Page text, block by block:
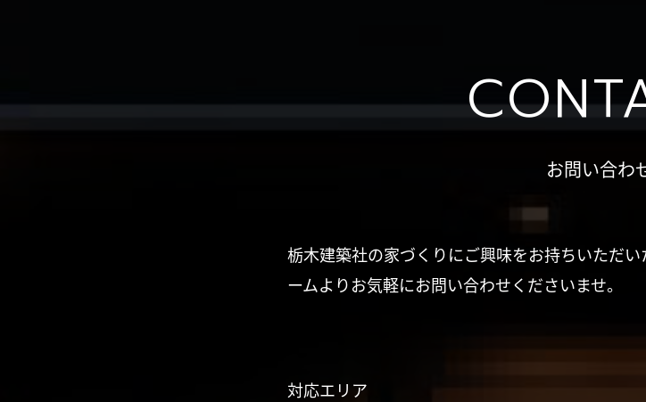
お問い合わ
栃木建築社の家づくりにご興味をお持ちいただ
ームよりお気軽にお問い合わせくださいませ。
対応エリア